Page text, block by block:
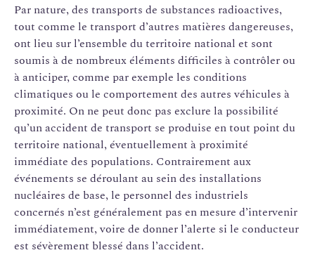
Par nature, des transports de substances radioactives,
tout comme le transport d’autres matières dangereuses,
ont lieu sur l’ensemble du territoire national et sont
soumis à de nombreux éléments difficiles à contrôler ou
à anticiper, comme par exemple les conditions
climatiques ou le comportement des autres véhicules à
proximité. On ne peut donc pas exclure la possibilité
qu’un accident de transport se produise en tout point du
territoire national, éventuellement à proximité
immédiate des populations. Contrairement aux
événements se déroulant au sein des installations
nucléaires de base, le personnel des industriels
concernés n’est généralement pas en mesure d’intervenir
immédiatement, voire de donner l’alerte si le conducteur
est sévèrement blessé dans l’accident.